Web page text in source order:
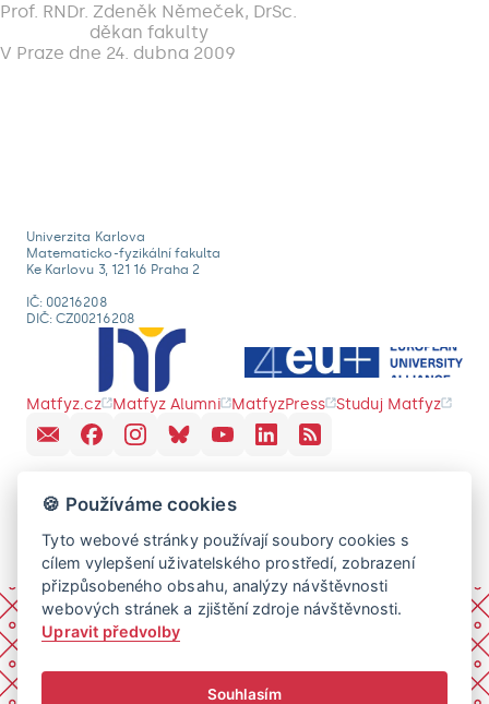
Prof. RNDr. Zdeněk Němeček, DrSc.
děkan fakulty
V Praze dne 24. dubna 2009
Univerzita Karlova
Matematicko-fyzikální fakulta
Ke Karlovu 3, 121 16 Praha 2
IČ: 00216208
DIČ: CZ00216208
Matfyz.cz Matfyz Alumni MatfyzPress Studuj Matfyz
🍪 Používáme cookies
Tyto webové stránky používají soubory cookies s
cílem vylepšení uživatelského prostředí, zobrazení
přizpůsobeného obsahu, analýzy návštěvnosti
webových stránek a zjištění zdroje návštěvnosti.
Upravit předvolby
Souhlasím